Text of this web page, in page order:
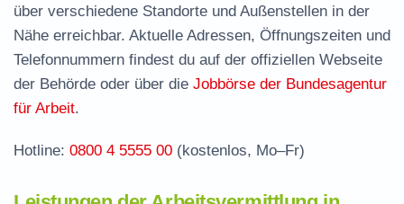
Jobcenter Main-Kinzig-Kreis – zuständige
Stelle
Stellenangebote und Jobbörse in Hanau
Häufige Fragen rund ums Jobcenter
über verschiedene Standorte und Außenstellen in der
Nähe erreichbar. Aktuelle Adressen, Öffnungszeiten und
Telefonnummern findest du auf der offiziellen Webseite
der Behörde oder über die Jobbörse der Bundesagentur
für Arbeit.
Hotline: 0800 4 5555 00 (kostenlos, Mo–Fr)